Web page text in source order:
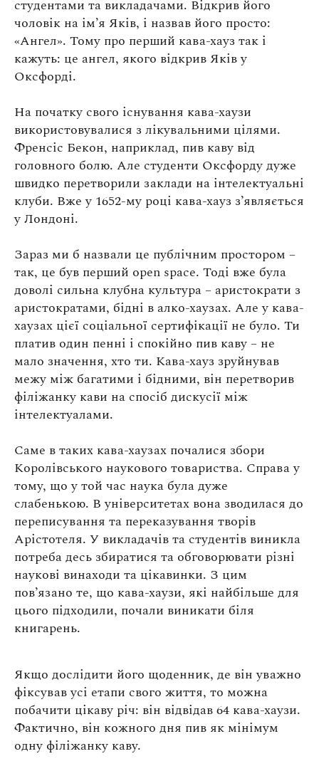
студентами та викладачами. Відкрив його
чоловік на ім’я Яків, і назвав його просто:
«Ангел». Тому про перший кава-хауз так і
кажуть: це ангел, якого відкрив Яків у
Оксфорді.
На початку свого існування кава-хаузи
використовувалися з лікувальними цілями.
Френсіс Бекон, наприклад, пив каву від
головного болю. Але студенти Оксфорду дуже
швидко перетворили заклади на інтелектуальні
клуби. Вже у 1652-му році кава-хауз з’являється
у Лондоні.
Зараз ми б назвали це публічним простором –
так, це був перший open space. Тоді вже була
доволі сильна клубна культура – аристократи з
аристократами, бідні в алко-хаузах. Але у кава-
хаузах цієї соціальної сертифікації не було. Ти
платив один пенні і спокійно пив каву – не
мало значення, хто ти. Кава-хауз зруйнував
межу між багатими і бідними, він перетворив
філіжанку кави на спосіб дискусії між
інтелектуалами.
Саме в таких кава-хаузах почалися збори
Королівського наукового товариства. Справа у
тому, що у той час наука була дуже
слабенькою. В університетах вона зводилася до
переписування та переказування творів
Арістотеля. У викладачів та студентів виникла
потреба десь збиратися та обговорювати різні
наукові винаходи та цікавинки. З цим
пов’язано те, що кава-хаузи, які найбільше для
цього підходили, почали виникати біля
книгарень.
Якщо дослідити його щоденник, де він уважно
фіксував усі етапи свого життя, то можна
побачити цікаву річ: він відвідав 64 кава-хаузи.
Фактично, він кожного дня пив як мінімум
одну філіжанку каву.